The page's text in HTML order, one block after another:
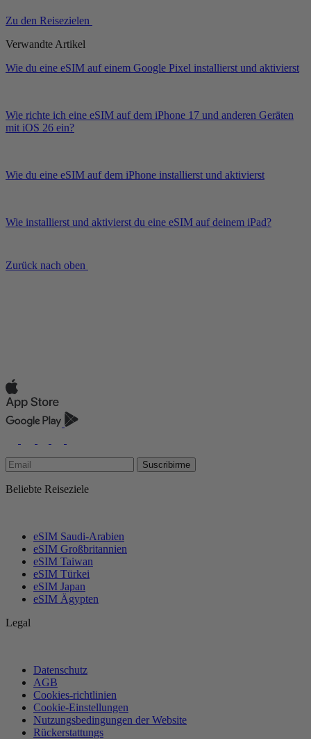
Zu den Reisezielen
Verwandte Artikel
Wie du eine eSIM auf einem Google Pixel installierst und aktivierst
Wie richte ich eine eSIM auf dem iPhone 17 und anderen Geräten
mit iOS 26 ein?
Wie du eine eSIM auf dem iPhone installierst und aktivierst
Wie installierst und aktivierst du eine eSIM auf deinem iPad?
Zurück nach oben
Suscribirme
Beliebte Reiseziele
eSIM Saudi-Arabien
eSIM Großbritannien
eSIM Taiwan
eSIM Türkei
eSIM Japan
eSIM Ägypten
Legal
Datenschutz
AGB
Cookies-richtlinien
Cookie-Einstellungen
Nutzungsbedingungen der Website
Rückerstattungs